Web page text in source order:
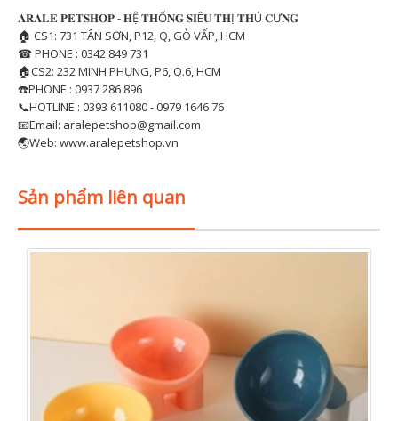
𝐀𝐑𝐀𝐋𝐄 𝐏𝐄𝐓𝐒𝐇𝐎𝐏 - 𝐇Ệ 𝐓𝐇Ố𝐍𝐆 𝐒𝐈Ê𝐔 𝐓𝐇Ị 𝐓𝐇Ú 𝐂Ư𝐍𝐆
🏠 CS1: 731 TÂN SƠN, P12, Q, GÒ VẤP, HCM
☎ PHONE : 0342 849 731
🏠CS2: 232 MINH PHỤNG, P6, Q.6, HCM
☎️PHONE : 0937 286 896
📞HOTLINE : 0393 611080 - 0979 1646 76
📧Email: aralepetshop@gmail.com
🌏Web: www.aralepetshop.vn
Sản phẩm liên quan